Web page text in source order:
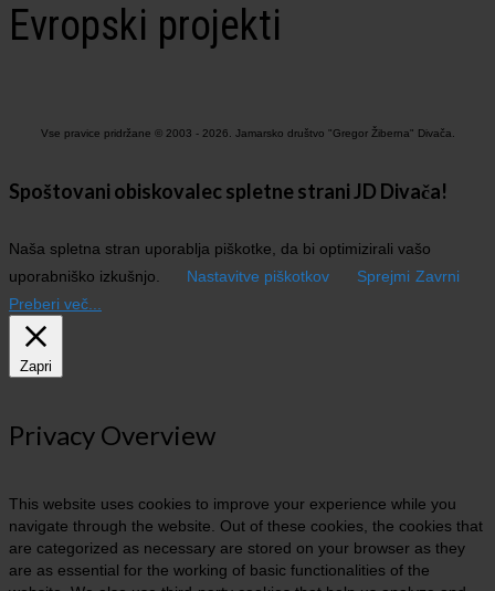
Evropski projekti
Vse pravice pridržane © 2003 - 2026. Jamarsko društvo "Gregor Žiberna" Divača.
Spoštovani obiskovalec spletne strani JD Divača!
Naša spletna stran uporablja piškotke, da bi optimizirali vašo
uporabniško izkušnjo.
Nastavitve piškotkov Sprejmi Zavrni
Preberi več...
Zapri
Privacy Overview
This website uses cookies to improve your experience while you
navigate through the website. Out of these cookies, the cookies that
are categorized as necessary are stored on your browser as they
are as essential for the working of basic functionalities of the